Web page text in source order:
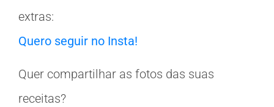
extras:
Quero seguir no Insta!
Quer compartilhar as fotos das suas
receitas?